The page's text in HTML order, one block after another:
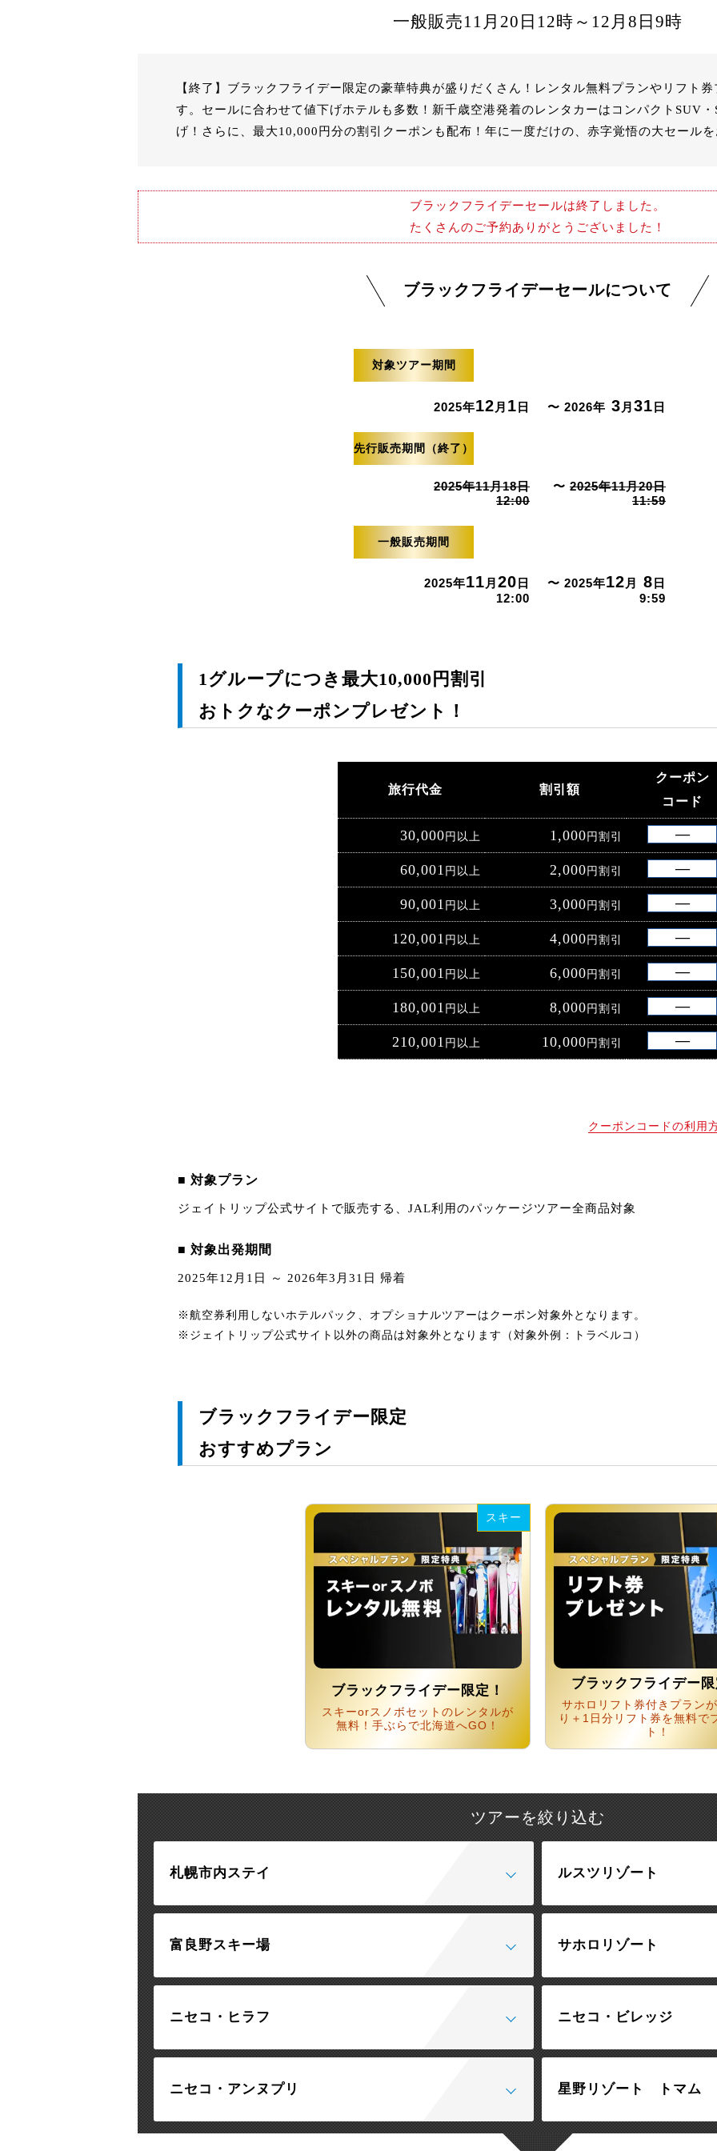
一般販売11月20日12時～12月8日9時
【終了】ブラックフライデー限定の豪華特典が盛りだくさん！レンタル無料プランやリフト
す。セールに合わせて値下げホテルも多数！新千歳空港発着のレンタカーはコンパクトSUV
げ！さらに、最大10,000円分の割引クーポンも配布！年に一度だけの、赤字覚悟の大セールを
ブラックフライデーセールは終了しました。
たくさんのご予約ありがとうございました！
ブラックフライデーセールについて
対象ツアー期間
2025年12 月 1 日 〜 2026年 3 月 31 日
先行販売期間（終了）
2025年11月18日
12:00
〜 2025年11月20日
11:59
一般販売期間
2025年11 月 20 日
12:00
〜 2025年12 月 8 日
9:59
1グループにつき最大10,000円割引
おトクなクーポンプレゼント！
旅行代金 割引額
クーポン
コード
30,000 円以上 1,000 円割引
60,001 円以上 2,000 円割引
90,001 円以上 3,000 円割引
120,001 円以上 4,000 円割引
150,001 円以上 6,000 円割引
180,001 円以上 8,000 円割引
210,001 円以上 10,000 円割引
クーポンコードの利用
■ 対象プラン
ジェイトリップ公式サイトで販売する、JAL利用のパッケージツアー全商品対象
■ 対象出発期間
2025年12月1日 ～ 2026年3月31日 帰着
※航空券利用しないホテルパック、オプショナルツアーはクーポン対象外となります。
※ジェイトリップ公式サイト以外の商品は対象外となります
（対象外例：トラベルコ）
ブラックフライデー限定
おすすめプラン
スキー
ブラックフライデー限定！
スキーorスノボセットのレンタルが
無料！手ぶらで北海道へGO！
ブラックフライデー限
サホロリフト券付きプラン
り＋1日分リフト券を無料で
ト！
ツアーを絞り込む
札幌市内ステイ ルスツリゾート
富良野スキー場 サホロリゾート
ニセコ・ヒラフ ニセコ・ビレッジ
ニセコ・アンヌプリ 星野リゾート トマム